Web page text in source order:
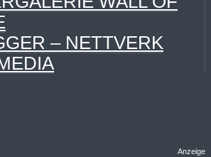
– NETTVERK
Anzeige